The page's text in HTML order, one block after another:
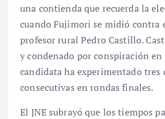
una contienda que recuerda la
cuando Fujimori se midió contra
profesor rural Pedro Castillo.
y condenado por conspiración en
candidata ha experimentado tres
consecutivas en rondas finales.
El JNE subrayó que los tiempos